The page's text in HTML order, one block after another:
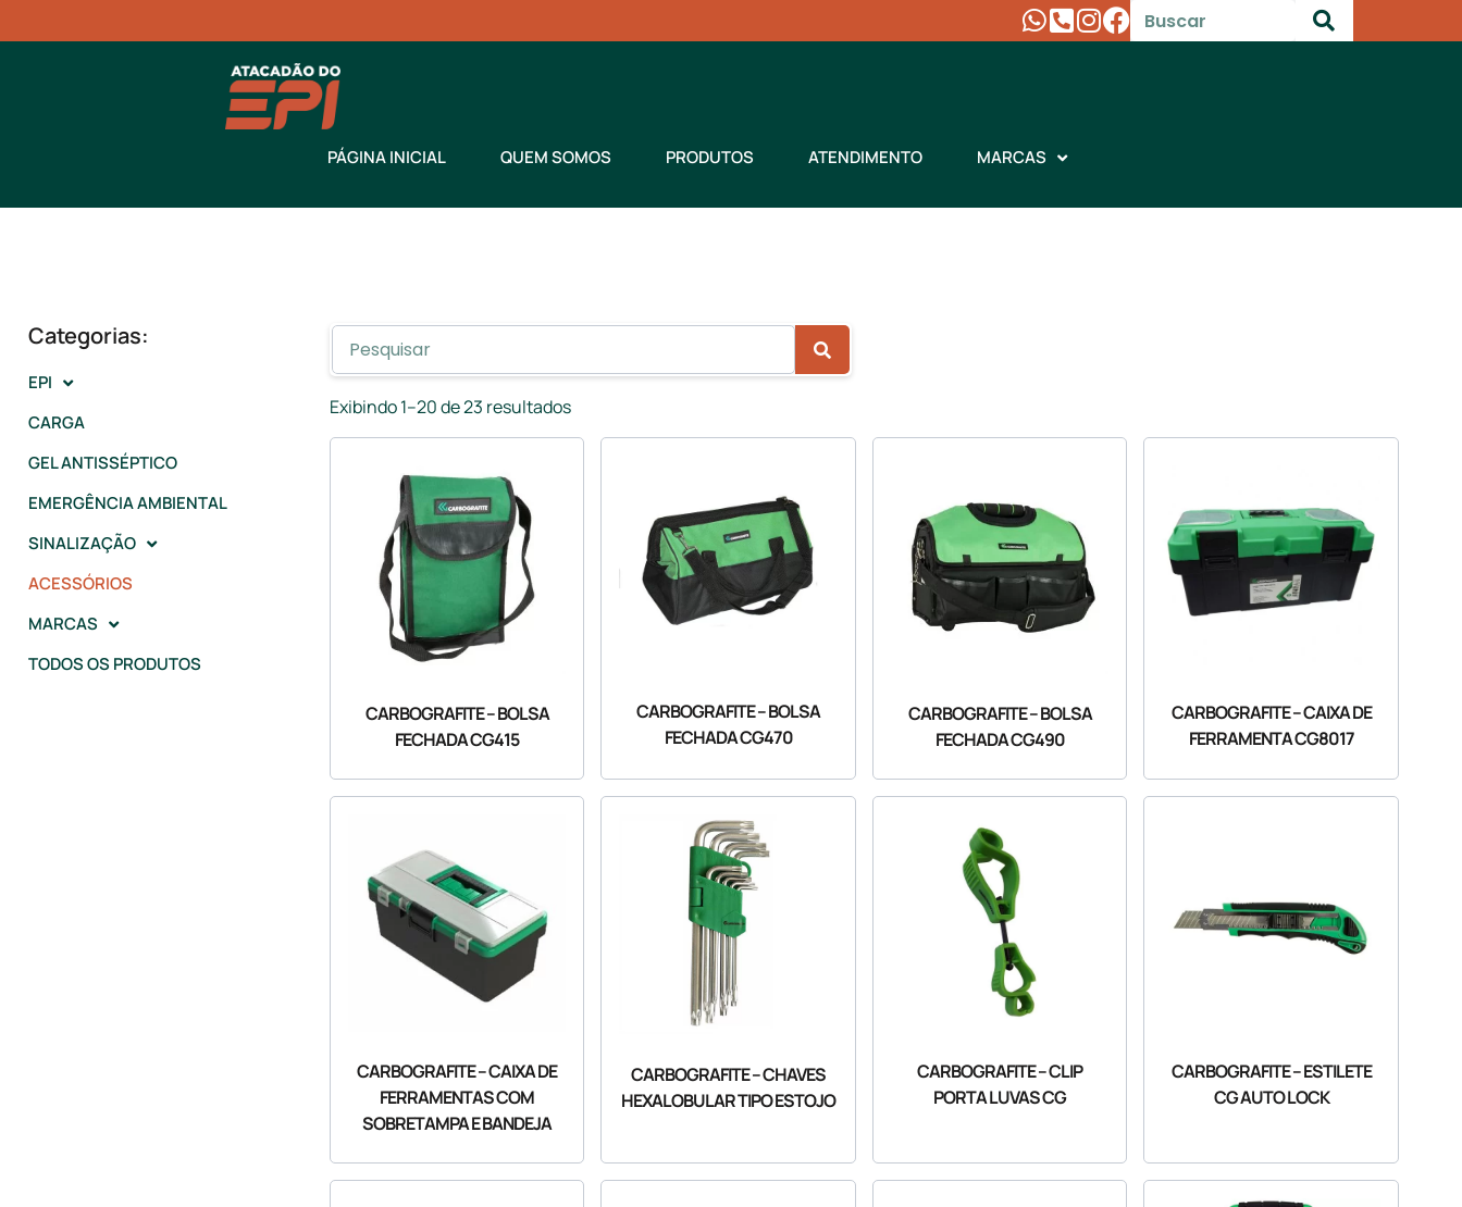
PÁGINA INICIAL QUEM SOMOS PRODUTOS ATENDIMENTO MARCAS
Categorias:
EPI
CARGA
GEL ANTISSÉPTICO
EMERGÊNCIA AMBIENTAL
SINALIZAÇÃO
ACESSÓRIOS
MARCAS
TODOS OS PRODUTOS
Exibindo 1–20 de 23 resultados
CARBOGRAFITE – BOLSA
FECHADA CG415
CARBOGRAFITE – BOLSA
FECHADA CG470
CARBOGRAFITE – BOLSA
FECHADA CG490
CARBOGRAFITE – CAIXA DE
FERRAMENTA CG8017
CARBOGRAFITE – CAIXA DE
FERRAMENTAS COM
SOBRETAMPA E BANDEJA
CARBOGRAFITE – CHAVES
HEXALOBULAR TIPO ESTOJO
CARBOGRAFITE – CLIP
PORTA LUVAS CG
CARBOGRAFITE – ESTILETE
CG AUTO LOCK